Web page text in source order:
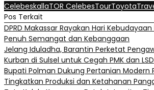
CelebeskallaTOR CelebesTourToyota
Pos Terkait
DPRD Makassar Rayakan Hari
Penuh Semangat dan Kebanggaan
Jelang Iduladha, Barantin Perketat
Kurban di Sulsel untuk Cegah PMK dan LSD
Bupati Polman Dukung Pertanian Modern
Tingkatkan Produksi dan Ketahanan